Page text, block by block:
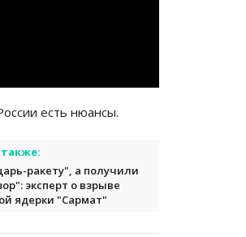
есть нюансы.
ракету", а получили
эксперт о взрыве
ядерки "Сармат"